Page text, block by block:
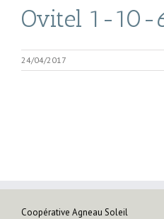
Ovitel 1-10-
24/04/2017
Coopérative Agneau Soleil